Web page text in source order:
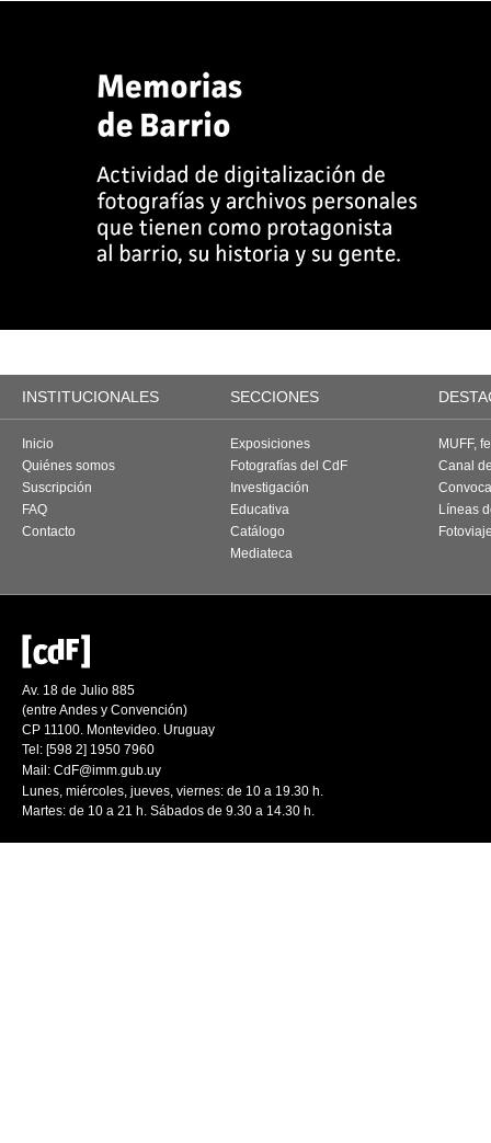
INSTITUCIONALES SECCIONES
Inicio
Quiénes somos
Suscripción
FAQ
Contacto
Exposiciones
Fotografías del CdF
Investigación
Educativa
Catálogo
Mediateca
MUFF,
Canal
Líneas
Av. 18 de Julio 885
(entre Andes y Convención)
CP 11100. Montevideo. Uruguay
Tel: [598 2] 1950 7960
Mail: CdF@imm.gub.uy
Lunes, miércoles, jueves, viernes: de 10 a 19.30 h.
Martes: de 10 a 21 h. Sábados de 9.30 a 14.30 h.